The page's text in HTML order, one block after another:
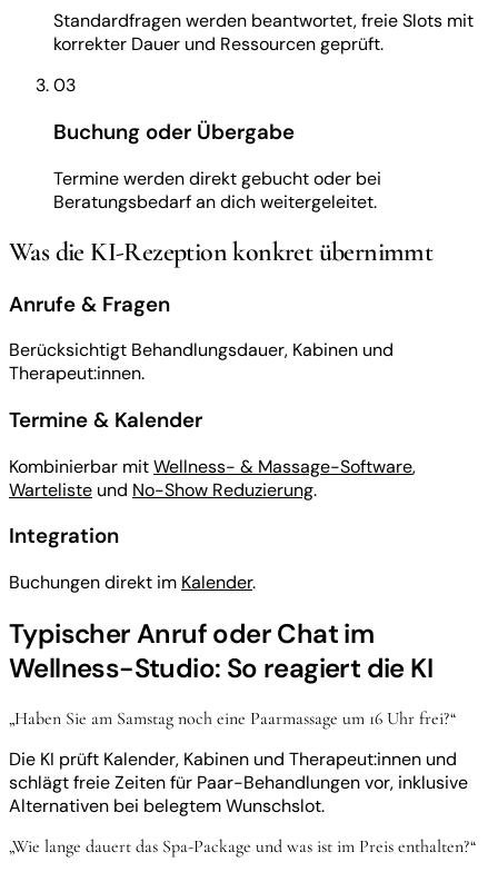
Standardfragen werden beantwortet, freie Slots mit
korrekter Dauer und Ressourcen geprüft.
03
Buchung oder Übergabe
Termine werden direkt gebucht oder bei
Beratungsbedarf an dich weitergeleitet.
Was die KI-Rezeption konkret übernimmt
Anrufe & Fragen
Berücksichtigt Behandlungsdauer, Kabinen und
Therapeut:innen.
Termine & Kalender
Kombinierbar mitWellness- & Massage-Software,
Warteliste und No-Show Reduzierung.
Integration
Buchungen direkt im Kalender.
Typischer Anruf oder Chat im
Wellness-Studio: So reagiert die KI
„Haben Sie am Samstag noch eine Paarmassage um 16 Uhr frei?“
Die KI prüft Kalender, Kabinen und Therapeut:innen und
schlägt freie Zeiten für Paar-Behandlungen vor, inklusive
Alternativen bei belegtem Wunschslot.
„Wie lange dauert das Spa-Package und was ist im Preis enthalten?“